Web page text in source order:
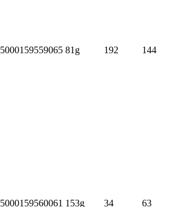
5000159559065 81g 192 144
5000159560061 153g 34 63